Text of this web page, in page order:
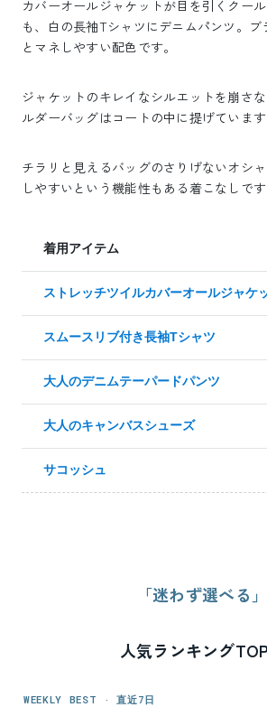
カバーオールジャケットが目を引くクー
も、白の長袖Tシャツにデニムパンツ。ブ
とマネしやすい配色です。
ジャケットのキレイなシルエットを崩さ
ルダーバッグはコートの中に提げています
チラリと見えるバッグのさりげないオシ
しやすいという機能性もある着こなしです
着用アイテム
ストレッチツイルカバーオールジャケ
スムースリブ付き長袖Tシャツ
大人のデニムテーパードパンツ
大人のキャンバスシューズ
サコッシュ
「迷わず選べる」
人気ランキング
WEEKLY BEST · 直近7日